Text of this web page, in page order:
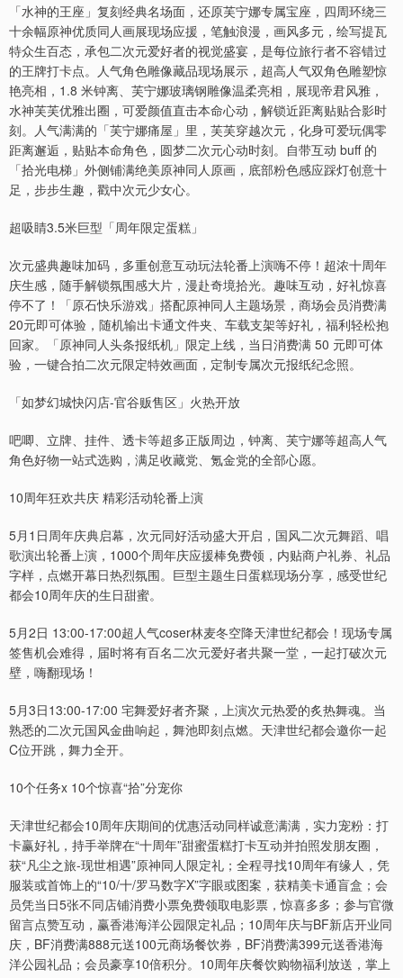
「水神的王座」复刻经典名场面，还原芙宁娜专属宝座，四周环绕三
十余幅原神优质同人画展现场应援，笔触浪漫，画风多元，绘写提瓦
特众生百态，承包二次元爱好者的视觉盛宴，是每位旅行者不容错过
的王牌打卡点。人气角色雕像藏品现场展示，超高人气双角色雕塑惊
艳亮相，1.8 米钟离、芙宁娜玻璃钢雕像温柔亮相，展现帝君风雅，
水神芙芙优雅出圈，可爱颜值直击本命心动，解锁近距离贴贴合影时
刻。人气满满的「芙宁娜痛屋」里，芙芙穿越次元，化身可爱玩偶零
距离邂逅，贴贴本命角色，圆梦二次元心动时刻。自带互动 buff 的
「拾光电梯」外侧铺满绝美原神同人原画，底部粉色感应踩灯创意十
足，步步生趣，戳中次元少女心。
超吸睛3.5米巨型「周年限定蛋糕」
次元盛典趣味加码，多重创意互动玩法轮番上演嗨不停！超浓十周年
庆生感，随手解锁氛围感大片，漫赴奇境拾光。趣味互动，好礼惊喜
停不了！「原石快乐游戏」搭配原神同人主题场景，商场会员消费满
20元即可体验，随机输出卡通文件夹、车载支架等好礼，福利轻松抱
回家。「原神同人头条报纸机」限定上线，当日消费满 50 元即可体
验，一键合拍二次元限定特效画面，定制专属次元报纸纪念照。
「如梦幻城快闪店-官谷贩售区」火热开放
吧唧、立牌、挂件、透卡等超多正版周边，钟离、芙宁娜等超高人气
角色好物一站式选购，满足收藏党、氪金党的全部心愿。
10周年狂欢共庆 精彩活动轮番上演
5月1日周年庆典启幕，次元同好活动盛大开启，国风二次元舞蹈、唱
歌演出轮番上演，1000个周年庆应援棒免费领，内贴商户礼券、礼品
字样，点燃开幕日热烈氛围。巨型主题生日蛋糕现场分享，感受世纪
都会10周年庆的生日甜蜜。
5月2日 13:00-17:00超人气coser林麦冬空降天津世纪都会！现场专属
签售机会难得，届时将有百名二次元爱好者共聚一堂，一起打破次元
壁，嗨翻现场！
5月3日13:00-17:00 宅舞爱好者齐聚，上演次元热爱的炙热舞魂。当
熟悉的二次元国风金曲响起，舞池即刻点燃。天津世纪都会邀你一起
C位开跳，舞力全开。
10个任务x 10个惊喜“拾”分宠你
天津世纪都会10周年庆期间的优惠活动同样诚意满满，实力宠粉：打
卡赢好礼，持手举牌在“十周年”甜蜜蛋糕打卡互动并拍照发朋友圈，
获“凡尘之旅-现世相遇”原神同人限定礼；全程寻找10周年有缘人，凭
服装或首饰上的“10/十/罗马数字X”字眼或图案，获精美卡通盲盒；会
员凭当日5张不同店铺消费小票免费领取电影票，惊喜多多；参与官微
留言点赞互动，赢香港海洋公园限定礼品；10周年庆与BF新店开业同
庆，BF消费满888元送100元商场餐饮券，BF消费满399元送香港海
洋公园礼品；会员豪享10倍积分。10周年庆餐饮购物福利放送，掌上